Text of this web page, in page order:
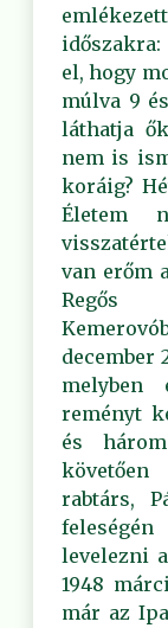
el, hogy
múlva 9
láthatja
nem is
koráig?
Életem
van erőm
Regős
december
melyben
reményt
és
rabtárs,
levelezni
1948
már az